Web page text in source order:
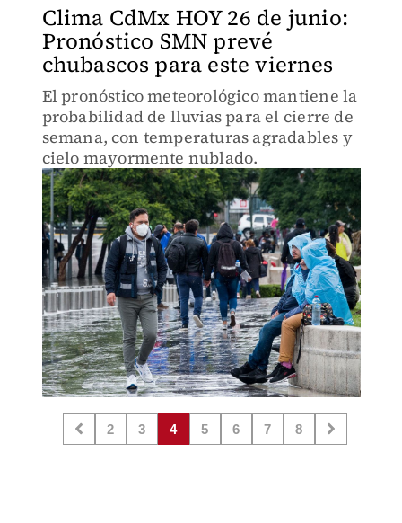
Clima CdMx HOY 26 de junio:
Pronóstico SMN prevé
chubascos para este viernes
El pronóstico meteorológico mantiene la
probabilidad de lluvias para el cierre de
semana, con temperaturas agradables y
cielo mayormente nublado.
2 3 4 5 6 7 8